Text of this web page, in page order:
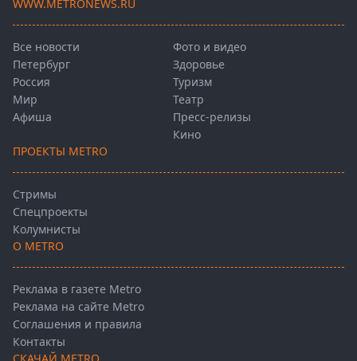
WWW.METRONEWS.RU
Все новости
Петербург
Россия
Мир
Афиша
Фото и видео
Здоровье
Туризм
Театр
Пресс-релизы
Кино
ПРОЕКТЫ METRO
Стримы
Спецпроекты
Колумнисты
О METRO
Реклама в газете Metro
Реклама на сайте Metro
Соглашения и правила
Контакты